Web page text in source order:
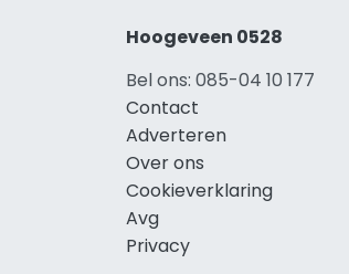
Hoogeveen 0528
Bel ons: 085-04 10 177
Contact
Adverteren
Over ons
Cookieverklaring
Avg
Privacy